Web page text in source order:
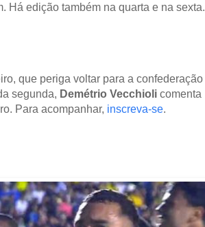
Há edição também na quarta e na sexta.
que periga voltar para a confederação
segunda, Demétrio Vecchioli comenta
Para acompanhar, inscreva-se.